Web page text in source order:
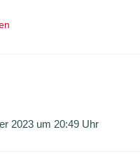
2023 um 20:49 Uhr